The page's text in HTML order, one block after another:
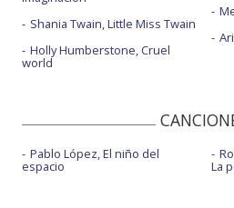
Shania Twain, Little Miss Twain
Holly Humberstone, Cruel
world
Pablo López, El niño del
espacio La